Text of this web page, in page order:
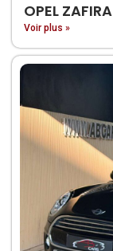
OPEL
Voir plus »